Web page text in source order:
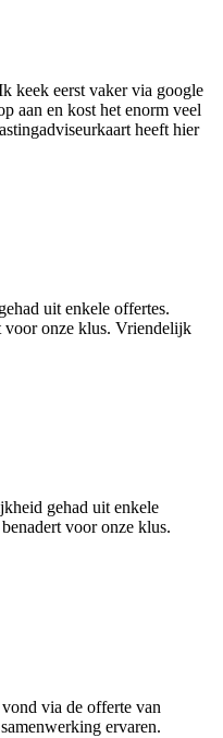
keek eerst vaker via google
aan en kost het enorm veel
heeft hier
uit enkele offertes.
voor onze klus. Vriendelijk
gehad uit enkele
voor onze klus.
via de offerte van
ervaren.